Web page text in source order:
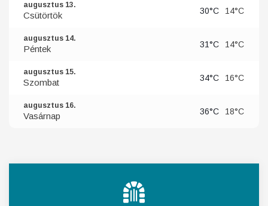
augusztus 13.
Csütörtök 30°C 14°C
augusztus 14.
Péntek 31°C 14°C
augusztus 15.
Szombat 34°C 16°C
augusztus 16.
Vasárnap 36°C 18°C